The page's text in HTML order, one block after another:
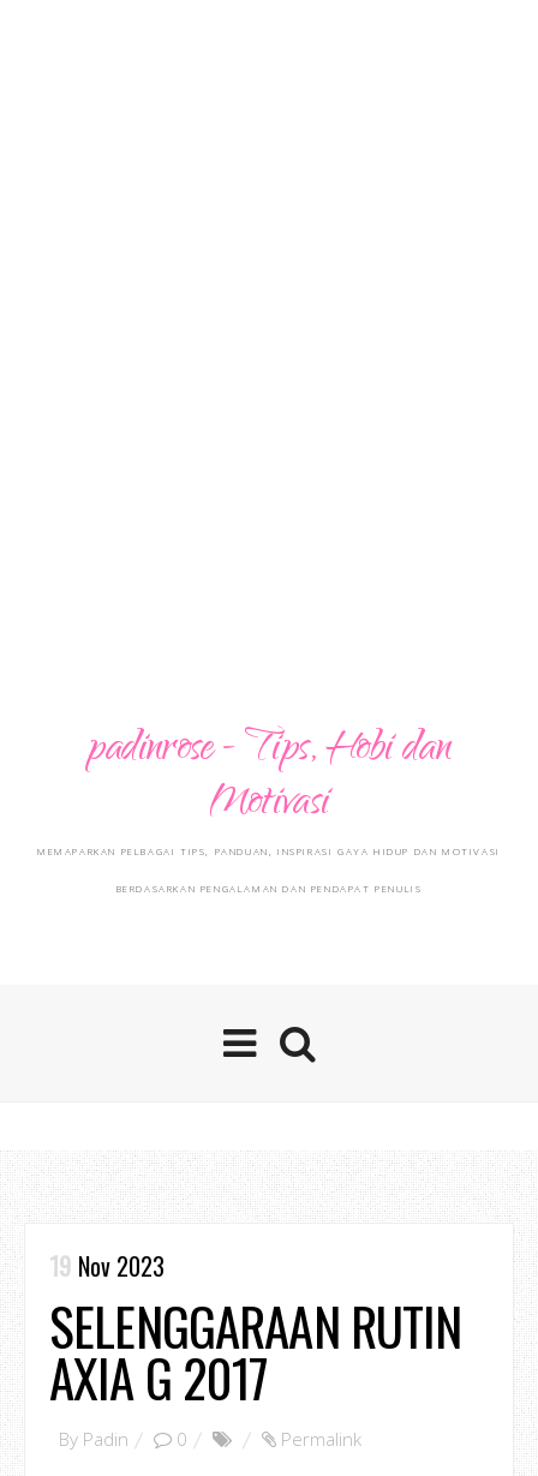
padinrose - Tips, Hobi dan
Motivasi
MEMAPARKAN PELBAGAI TIPS, PANDUAN, INSPIRASI GAYA HIDUP DAN MOTIVASI
BERDASARKAN PENGALAMAN DAN PENDAPAT PENULIS
19 Nov 2023
SELENGGARAAN RUTIN
AXIA G 2017
By Padin 0 Permalink